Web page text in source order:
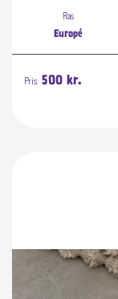
Ras
Europé
Pris: 500 kr.